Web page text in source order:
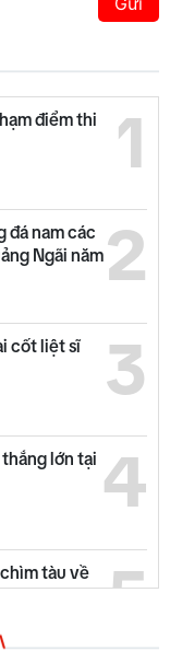
1
điểm thi
2
đá nam các
Ngãi năm
3
cốt liệt sĩ
4
lớn tại
5
tàu về